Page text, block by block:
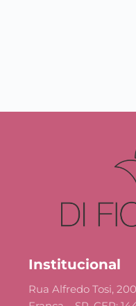
Institucional
Rua Alfredo Tosi,